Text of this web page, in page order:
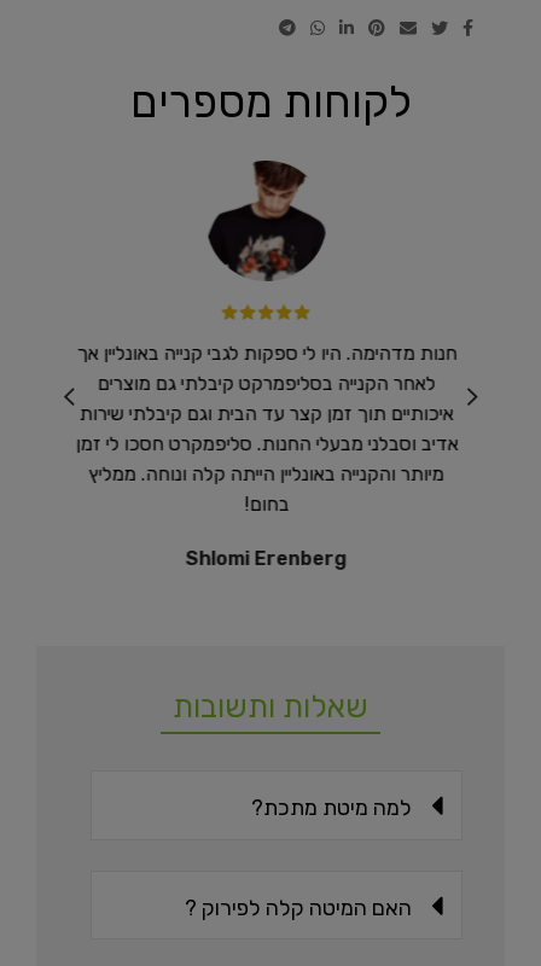
לקוחות מספרים
חנות מדהימה. היו לי ספקות לגבי קנייה באונליין אך
לאחר הקנייה בסליפמרקט קיבלתי גם מוצרים
איכותיים תוך זמן קצר עד הבית וגם קיבלתי שירות
אדיב וסבלני מבעלי החנות. סליפמקרט חסכו לי זמן
מיותר והקנייה באונליין הייתה קלה ונוחה. ממליץ
בחום!
Shlomi Erenberg
שאלות ותשובות
למה מיטת מתכת?
האם המיטה קלה לפירוק ?